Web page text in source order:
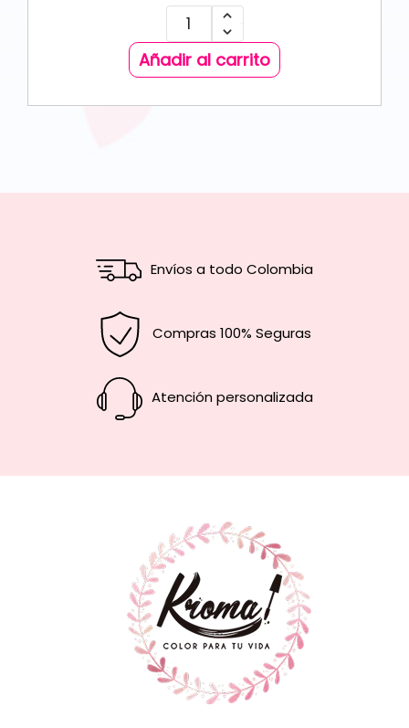
Añadir al carrito
Envíos a todo Colombia
Compras 100% Seguras
Atención personalizada